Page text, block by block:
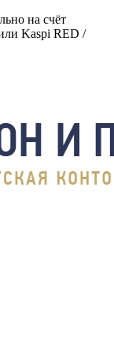
на счёт
Kaspi RED /